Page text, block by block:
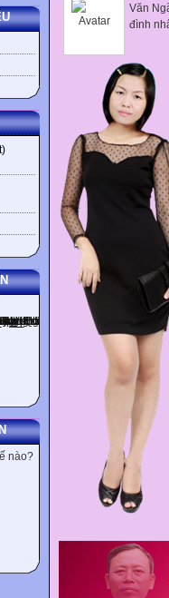
)
nào?
Văn
đình